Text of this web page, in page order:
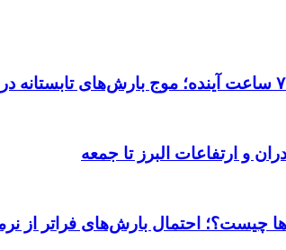
و ارتفاعات البرز تا جمعه
چیست؟؛ احتمال بارش‌های فراتر از